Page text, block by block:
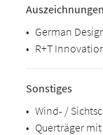
Auszeichnungen
• German
• R+T
Sonstiges
• Wind- /
• Querträger